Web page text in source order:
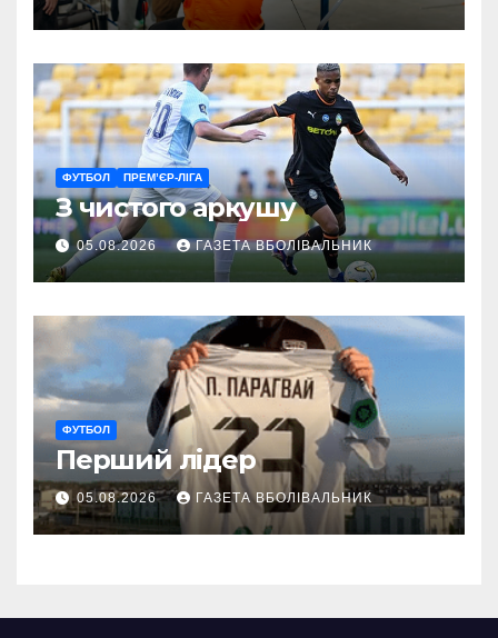
ГАРТ 2026 – як долучитися
ветеранам
ФУТБОЛ ПРЕМ’ЄР-ЛІГА
З чистого аркушу
05.08.2026 ГАЗЕТА ВБОЛІВАЛЬНИК
ФУТБОЛ
Перший лідер
05.08.2026 ГАЗЕТА ВБОЛІВАЛЬНИК